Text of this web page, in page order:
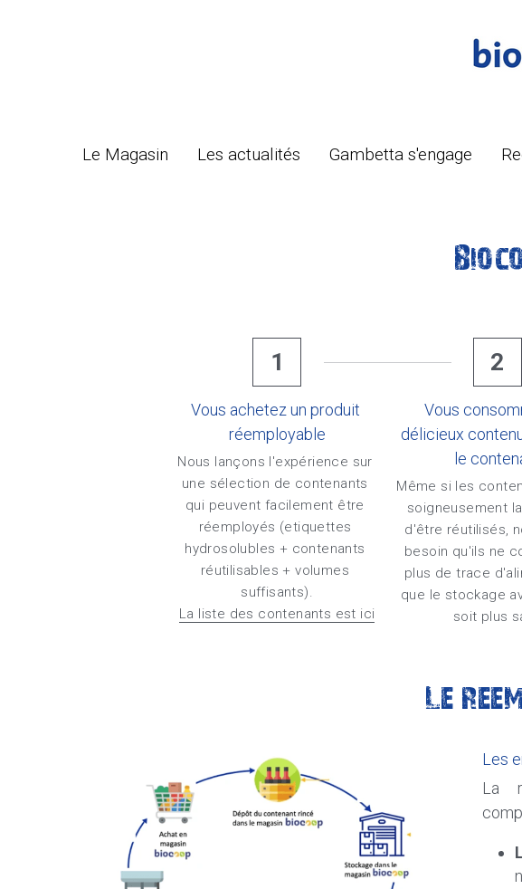
Le Magasin Les actualités Gambetta s'engage
Le Magasin Les actualités Gambetta s'engage
1
Vous achetez un produit
réemployable
Nous lançons l'expérience sur
une sélection de contenants
qui peuvent facilement être
réemployés (etiquettes
hydrosolubles + contenants
réutilisables + volumes
suffisants).
La liste des contenants est ici
2
Vous
délicieux
le
Même si les
soigneusement
d'être réutilisés,
besoin qu'ils ne
plus de trace
que le stockage
soit plus
Le
Les
La